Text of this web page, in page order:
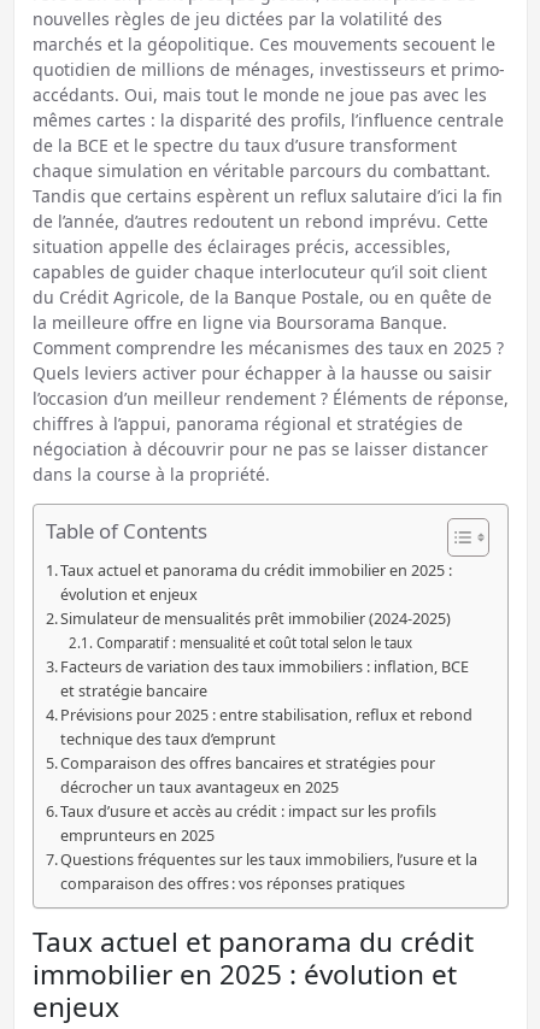
nouvelles règles de jeu dictées par la volatilité des
marchés et la géopolitique. Ces mouvements secouent le
quotidien de millions de ménages, investisseurs et primo-
accédants. Oui, mais tout le monde ne joue pas avec les
mêmes cartes : la disparité des profils, l’influence centrale
de la BCE et le spectre du taux d’usure transforment
chaque simulation en véritable parcours du combattant.
Tandis que certains espèrent un reflux salutaire d’ici la fin
de l’année, d’autres redoutent un rebond imprévu. Cette
situation appelle des éclairages précis, accessibles,
capables de guider chaque interlocuteur qu’il soit client
du Crédit Agricole, de la Banque Postale, ou en quête de
la meilleure offre en ligne via Boursorama Banque.
Comment comprendre les mécanismes des taux en 2025 ?
Quels leviers activer pour échapper à la hausse ou saisir
l’occasion d’un meilleur rendement ? Éléments de réponse,
chiffres à l’appui, panorama régional et stratégies de
négociation à découvrir pour ne pas se laisser distancer
dans la course à la propriété.
Table of Contents
Taux actuel et panorama du crédit immobilier en 2025 :
évolution et enjeux
Simulateur de mensualités prêt immobilier (2024-2025)
Comparatif : mensualité et coût total selon le taux
Facteurs de variation des taux immobiliers : inflation, BCE
et stratégie bancaire
Prévisions pour 2025 : entre stabilisation, reflux et rebond
technique des taux d’emprunt
Comparaison des offres bancaires et stratégies pour
décrocher un taux avantageux en 2025
Taux d’usure et accès au crédit : impact sur les profils
emprunteurs en 2025
Questions fréquentes sur les taux immobiliers, l’usure et la
comparaison des offres : vos réponses pratiques
Taux actuel et panorama du crédit
immobilier en 2025 : évolution et
enjeux